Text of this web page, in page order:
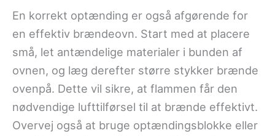
En korrekt optænding er også afgørende for
en effektiv brændeovn. Start med at placere
små, let antændelige materialer i bunden af
ovnen, og læg derefter større stykker brænde
ovenpå. Dette vil sikre, at flammen får den
nødvendige lufttilførsel til at brænde effektivt.
Overvej også at bruge optændingsblokke eller